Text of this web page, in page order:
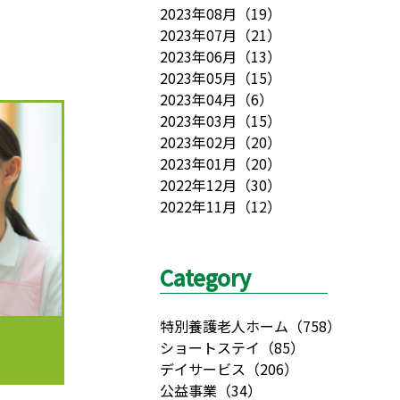
2023年08月 （19）
2023年07月 （21）
2023年06月 （13）
2023年05月 （15）
2023年04月 （6）
2023年03月 （15）
2023年02月 （20）
2023年01月 （20）
2022年12月 （30）
2022年11月 （12）
Category
特別養護老人ホーム （758）
ショートステイ （85）
デイサービス （206）
公益事業 （34）